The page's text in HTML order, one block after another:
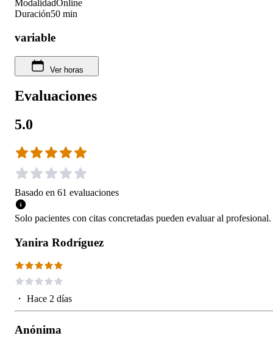
ModalidadOnline
Duración50 min
variable
Ver horas
Evaluaciones
5.0
Basado en 61 evaluaciones
Solo pacientes con citas concretadas pueden evaluar al profesional.
Yanira Rodríguez
・ Hace 2 días
Anónima